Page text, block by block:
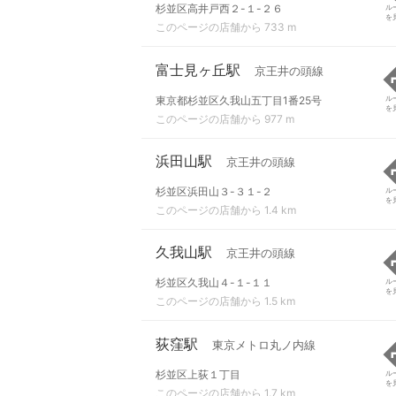
杉並区高井戸西２-１-２６
このページの店舗から 733 m
ル
を
富士見ヶ丘駅 京王井の頭線
東京都杉並区久我山五丁目1番25号
このページの店舗から 977 m
ル
を
浜田山駅 京王井の頭線
杉並区浜田山３-３１-２
このページの店舗から 1.4 km
ル
を
久我山駅 京王井の頭線
杉並区久我山４-１-１１
このページの店舗から 1.5 km
ル
を
荻窪駅 東京メトロ丸ノ内線
杉並区上荻１丁目
このページの店舗から 1.7 km
ル
を